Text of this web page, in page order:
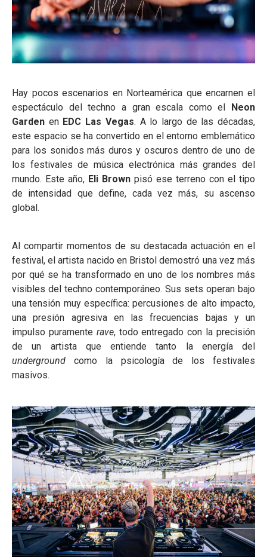
Hay pocos escenarios en Norteamérica que encarnen el
espectáculo del techno a gran escala como el Neon
Garden en EDC Las Vegas. A lo largo de las décadas,
este espacio se ha convertido en el entorno emblemático
para los sonidos más duros y oscuros dentro de uno de
los festivales de música electrónica más grandes del
mundo. Este año, Eli Brown pisó ese terreno con el tipo
de intensidad que define, cada vez más, su ascenso
global.
Al compartir momentos de su destacada actuación en el
festival, el artista nacido en Bristol demostró una vez más
por qué se ha transformado en uno de los nombres más
visibles del techno contemporáneo. Sus sets operan bajo
una tensión muy específica: percusiones de alto impacto,
una presión agresiva en las frecuencias bajas y un
impulso puramente rave, todo entregado con la precisión
de un artista que entiende tanto la energía del
underground como la psicología de los festivales
masivos.